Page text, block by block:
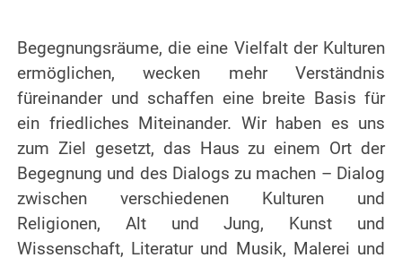
Begegnungsräume, die eine Vielfalt der Kulturen
ermöglichen, wecken mehr Verständnis
füreinander und schaffen eine breite Basis für
ein friedliches Miteinander. Wir haben es uns
zum Ziel gesetzt, das Haus zu einem Ort der
Begegnung und des Dialogs zu machen – Dialog
zwischen verschiedenen Kulturen und
Religionen, Alt und Jung, Kunst und
Wissenschaft, Literatur und Musik, Malerei und